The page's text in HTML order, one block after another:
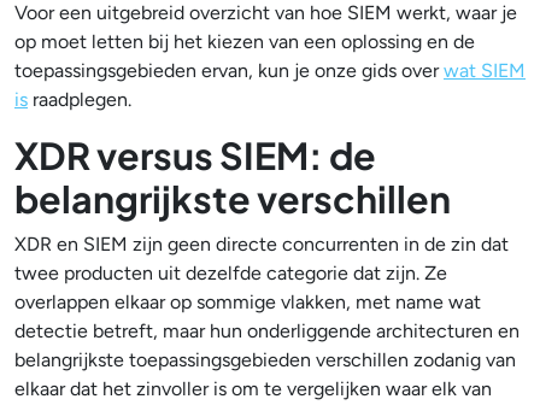
Voor een uitgebreid overzicht van hoe SIEM werkt, waar je
op moet letten bij het kiezen van een oplossing en de
toepassingsgebieden ervan, kun je onze gids overwat SIEM
is raadplegen.
XDR versus SIEM: de
belangrijkste verschillen
XDR en SIEM zijn geen directe concurrenten in de zin dat
twee producten uit dezelfde categorie dat zijn. Ze
overlappen elkaar op sommige vlakken, met name wat
detectie betreft, maar hun onderliggende architecturen en
belangrijkste toepassingsgebieden verschillen zodanig van
elkaar dat het zinvoller is om te vergelijken waar elk van